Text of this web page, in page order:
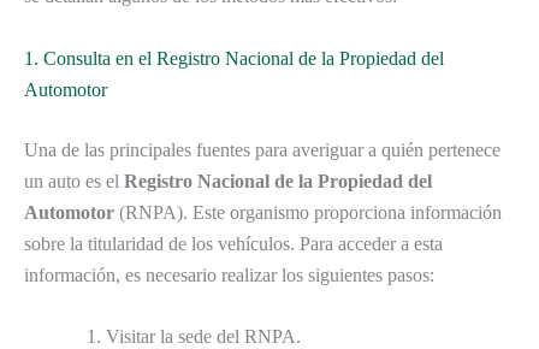
1. Consulta en el Registro Nacional de la Propiedad del
Automotor
Una de las principales fuentes para averiguar a quién pertenece
un auto es el Registro Nacional de la Propiedad del
Automotor (RNPA). Este organismo proporciona información
sobre la titularidad de los vehículos. Para acceder a esta
información, es necesario realizar los siguientes pasos:
Visitar la sede del RNPA.